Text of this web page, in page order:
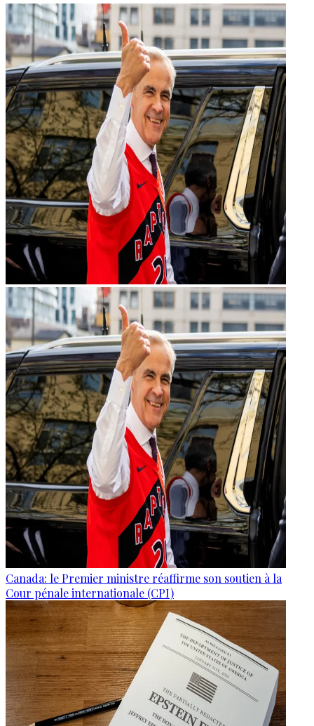
Canada: le Premier ministre réaffirme son soutien à la
Cour pénale internationale (CPI)